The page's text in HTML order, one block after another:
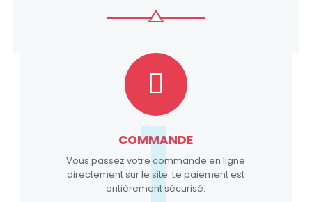
COMMANDE
Vous passez votre commande en ligne
directement sur le site. Le paiement est
entièrement sécurisé.
1